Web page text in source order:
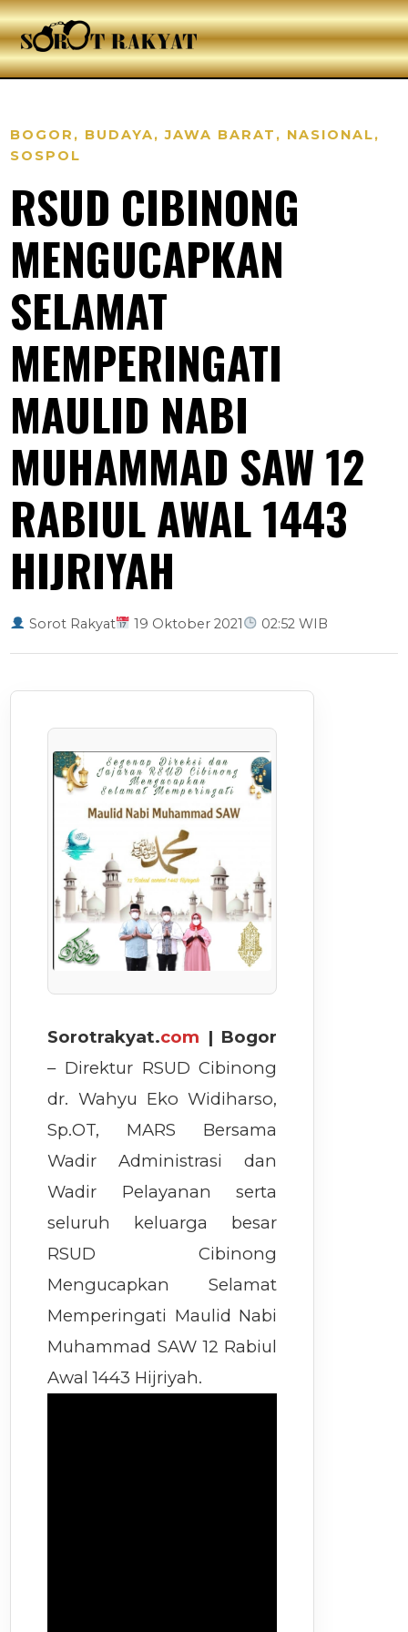
BOGOR , BUDAYA,JAWA BARAT , NASIONAL,
SOSPOL
RSUD CIBINONG
MENGUCAPKAN
SELAMAT
MEMPERINGATI
MAULID NABI
MUHAMMAD SAW 12
RABIUL AWAL 1443
HIJRIYAH
Sorot Rakyat 19 Oktober 2021 02:52 WIB
Sorotrakyat.com | Bogor
– Direktur RSUD Cibinong
dr. Wahyu Eko Widiharso,
Sp.OT, MARS Bersama
Wadir Administrasi dan
Wadir Pelayanan serta
seluruh keluarga besar
RSUD Cibinong
Mengucapkan Selamat
Memperingati Maulid Nabi
Muhammad SAW 12 Rabiul
Awal 1443 Hijriyah.